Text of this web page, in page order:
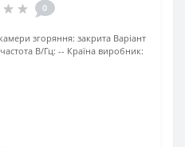
0
згоряння: закрита Варіант
В/Гц: -- Країна виробник: